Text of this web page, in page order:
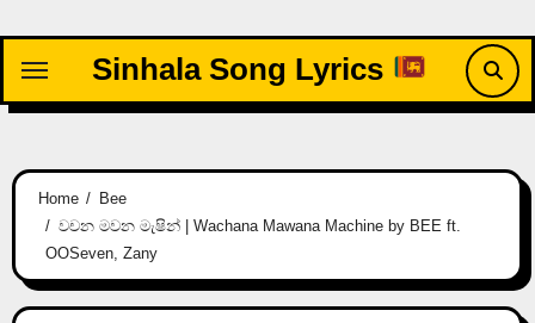
content
Sinhala Song Lyrics
Home
Bee
වචන මවන මැෂින් | Wachana Mawana Machine by BEE ft.
OOSeven, Zany